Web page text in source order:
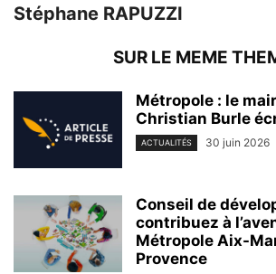
Stéphane RAPUZZI
SUR LE MEME
Métropole : le
Christian Burle
ACTUALITÉS 30 juin 2026
Conseil de
contribuez à
Métropole Aix-
Provence